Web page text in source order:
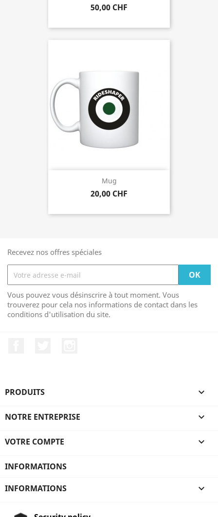
50,00 CHF
Mug
20,00 CHF
Recevez nos offres spéciales
Vous pouvez vous désinscrire à tout moment. Vous
trouverez pour cela nos informations de contact dans les
conditions d'utilisation du site.
PRODUITS 
NOTRE ENTREPRISE 
VOTRE COMPTE 
INFORMATIONS
INFORMATIONS 